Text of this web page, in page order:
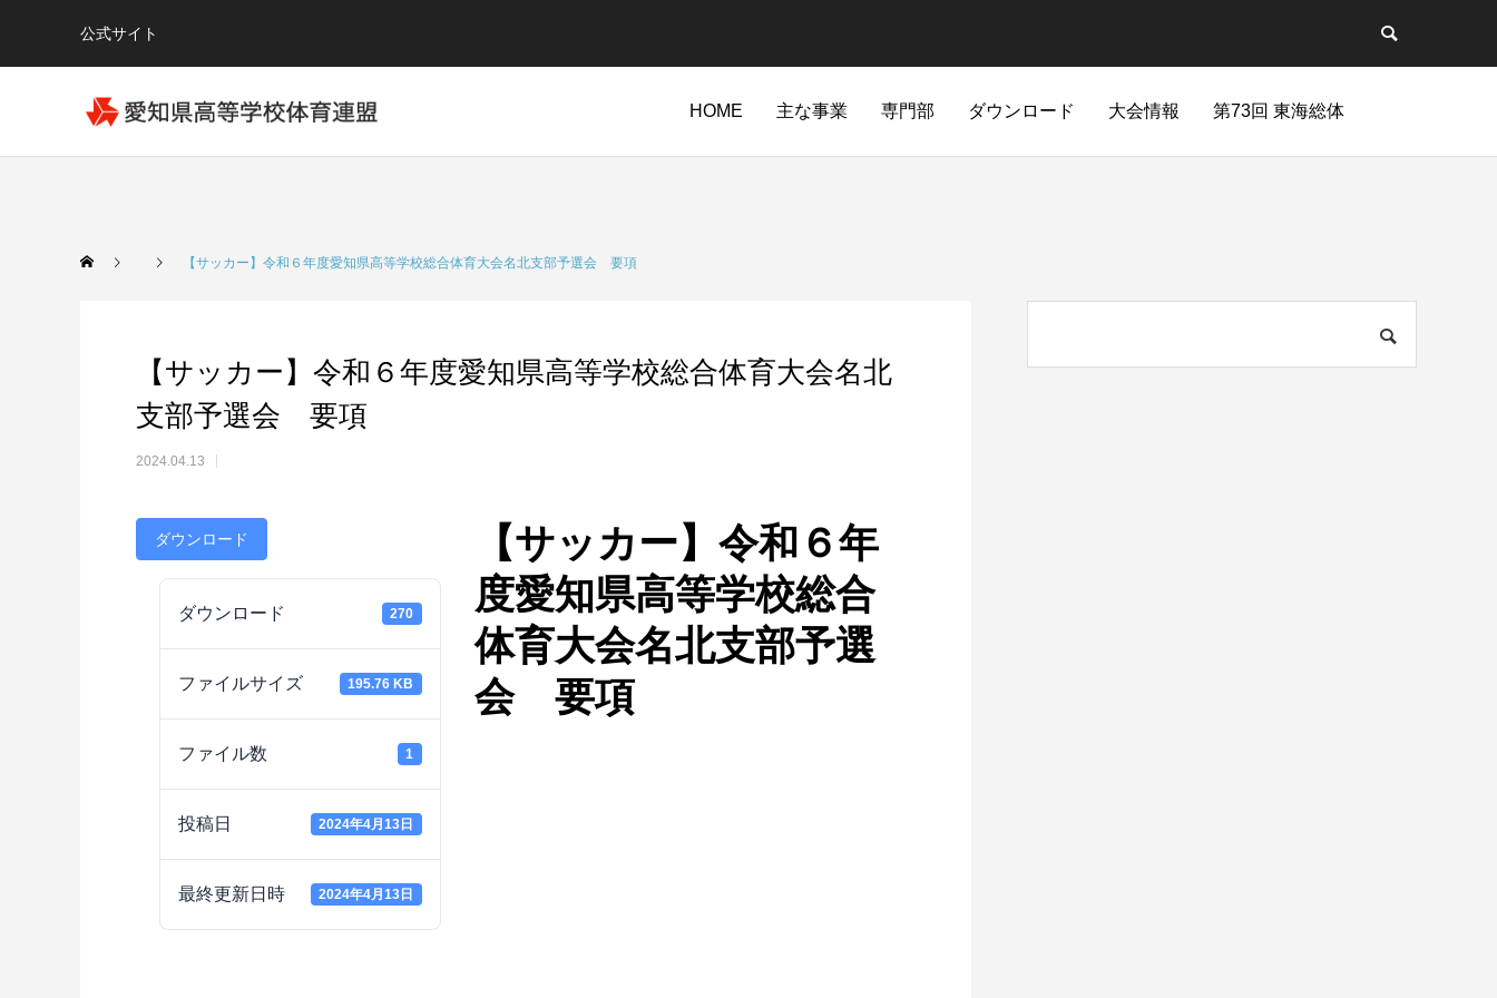
公式サイト
HOME 主な事業 専門部 ダウンロード 大会情報 第73回 東海総体
【サッカー】令和６年度愛知県高等学校総合体育大会名北支部予選会 要項
【サッカー】令和６年度愛知県高等学校総合体育大会名北
支部予選会 要項
2024.04.13
ダウンロード
ダウンロード 270
ファイルサイズ 195.76 KB
ファイル数 1
投稿日 2024年4月13日
最終更新日時 2024年4月13日
【サッカー】令和６年
度愛知県高等学校総合
体育大会名北支部予選
会 要項